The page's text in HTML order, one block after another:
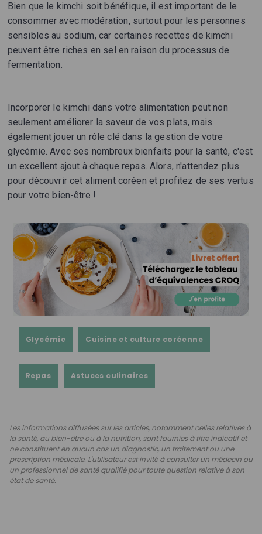
Bien que le kimchi soit bénéfique, il est important de le
consommer avec modération, surtout pour les personnes
sensibles au sodium, car certaines recettes de kimchi
peuvent être riches en sel en raison du processus de
fermentation.
Incorporer le kimchi dans votre alimentation peut non
seulement améliorer la saveur de vos plats, mais
également jouer un rôle clé dans la gestion de votre
glycémie. Avec ses nombreux bienfaits pour la santé, c'est
un excellent ajout à chaque repas. Alors, n'attendez plus
pour découvrir cet aliment coréen et profitez de ses vertus
pour votre bien-être !
Glycémie Cuisine et culture coréenne
Repas Astuces culinaires
Les informations diffusées sur les articles, notamment celles relatives à
la santé, au bien-être ou à la nutrition, sont fournies à titre indicatif et
ne constituent en aucun cas un diagnostic, un traitement ou une
prescription médicale. L'utilisateur est invité à consulter un médecin ou
un professionnel de santé qualifié pour toute question relative à son
état de santé.